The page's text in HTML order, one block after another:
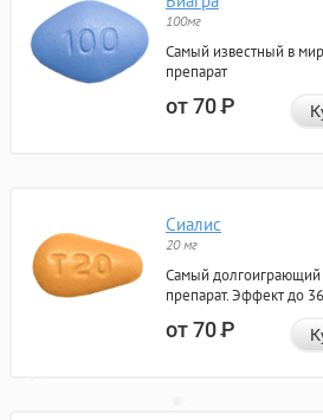
100мг
Самый известный в
препарат
от 70Р
Сиалис
20 мг
Самый долгоиграющий
препарат. Эффект до
от 70Р